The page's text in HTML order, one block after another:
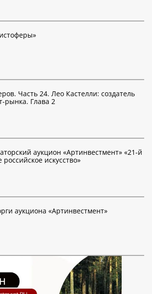
Часть 24. Лео Кастелли: создатель
рынка. Глава 2
аукцион «Артинвестмент» «21-й
искусство»
аукциона «Артинвестмент»